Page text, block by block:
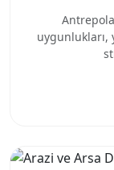
uygunlukları,